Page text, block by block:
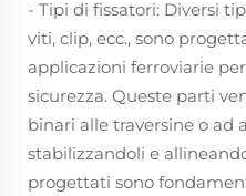
- Tipi di fissatori: Diversi
viti, clip, ecc., sono
applicazioni ferroviarie
sicurezza. Queste parti
binari alle traversine o ad
stabilizzandoli e
progettati sono